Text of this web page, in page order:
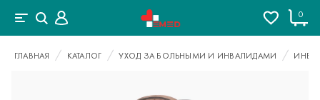
0
ГЛАВНАЯ КАТАЛОГ УХОД ЗА БОЛЬНЫМИ И ИНВАЛИДАМИ